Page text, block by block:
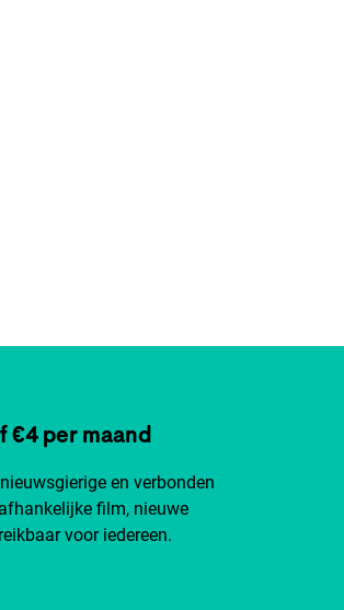
€4 per maand
en verbonden
film, nieuwe
voor iedereen.